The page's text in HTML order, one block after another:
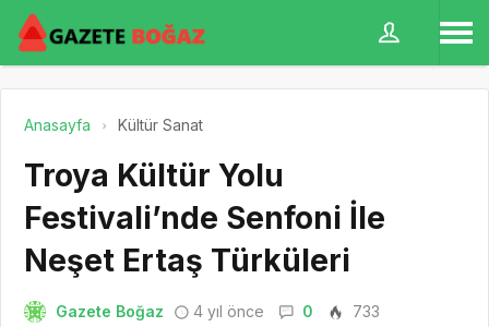
Anasayfa Kültür Sanat
Troya Kültür Yolu
Festivali’nde Senfoni İle
Neşet Ertaş Türküleri
Gazete Boğaz 4 yıl önce 0
733